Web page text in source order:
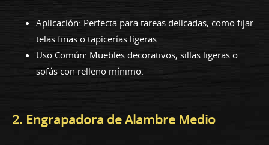
Aplicación: Perfecta para tareas delicadas, como fijar
telas finas o tapicerías ligeras.
Uso Común: Muebles decorativos, sillas ligeras o
sofás con relleno mínimo.
2. Engrapadora de Alambre Medio